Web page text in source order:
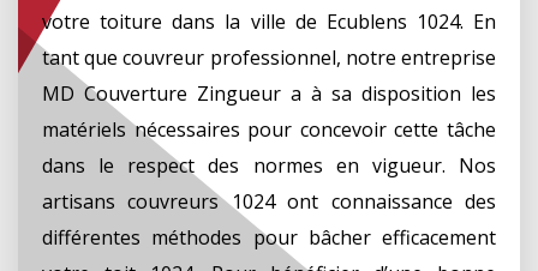
votre toiture dans la ville de Ecublens 1024. En
tant que couvreur professionnel, notre entreprise
MD Couverture Zingueur a à sa disposition les
matériels nécessaires pour concevoir cette tâche
dans le respect des normes en vigueur. Nos
artisans couvreurs 1024 ont connaissance des
différentes méthodes pour bâcher efficacement